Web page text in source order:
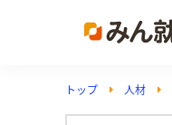
トップ 人材